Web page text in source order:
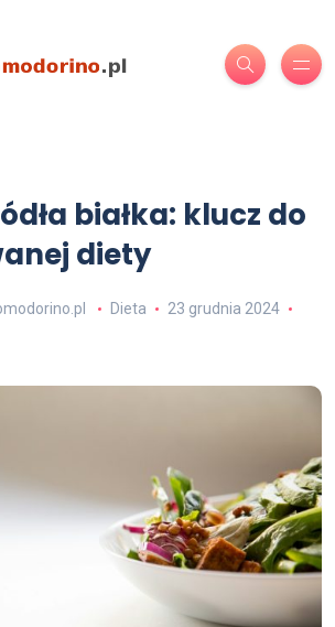
białka: klucz do
diety
Dieta
23 grudnia 2024